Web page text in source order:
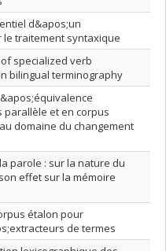
d&apos;un
traitement syntaxique
specialized verb
bilingual terminography
parallèle et en corpus
domaine du changement
parole : sur la nature du
effet sur la mémoire
étalon pour
de termes